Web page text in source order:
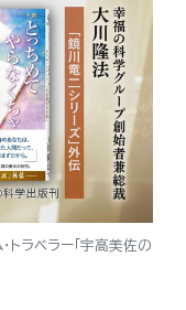
トラベラー「宇高美佐の